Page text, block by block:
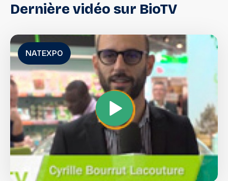
Dernièrevidéo sur BioTV
NATEXPO